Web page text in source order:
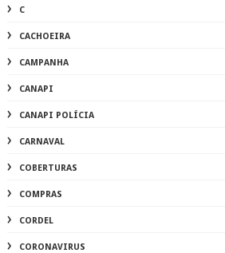
C
CACHOEIRA
CAMPANHA
CANAPI
CANAPI POLÍCIA
CARNAVAL
COBERTURAS
COMPRAS
CORDEL
CORONAVIRUS